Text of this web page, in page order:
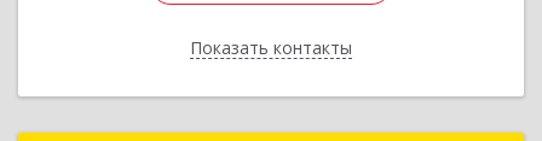
Показать контакты
Назад